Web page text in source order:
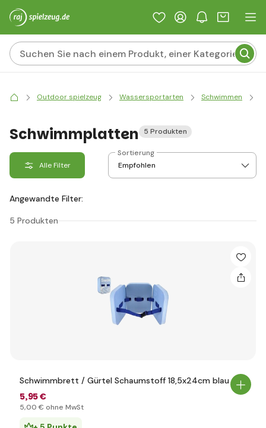
Outdoor spielzeug Wassersportarten Schwimmen
Schwimmplatten 5 Produkten
Alle Filter
Sortierung
Angewandte Filter:
5 Produkten
Schwimmbrett / Gürtel Schaumstoff 18,5x24cm blau
5,95 €
5,00 € ohne MwSt